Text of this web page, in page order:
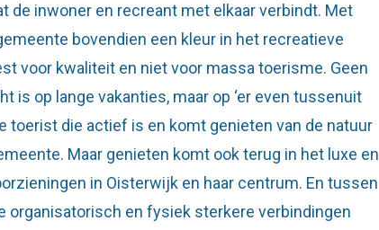
de inwoner en recreant met elkaar verbindt. Met
bovendien een kleur in het recreatieve
voor kwaliteit en niet voor massa toerisme. Geen
is op lange vakanties, maar op ‘er even tussenuit
toerist die actief is en komt genieten van de natuur
Maar genieten komt ook terug in het luxe en
in Oisterwijk en haar centrum. En tussen
organisatorisch en fysiek sterkere verbindingen